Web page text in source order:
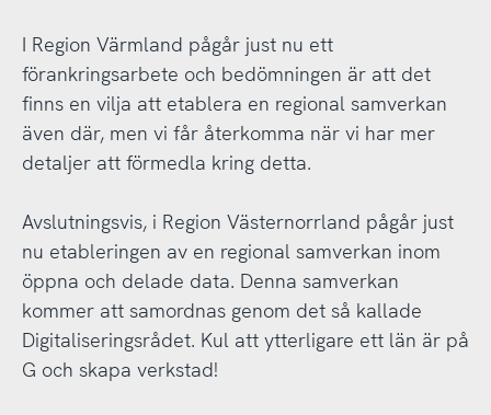
I Region Värmland pågår just nu ett
förankringsarbete och bedömningen är att det
finns en vilja att etablera en regional samverkan
även där, men vi får återkomma när vi har mer
detaljer att förmedla kring detta.
Avslutningsvis, i Region Västernorrland pågår just
nu etableringen av en regional samverkan inom
öppna och delade data. Denna samverkan
kommer att samordnas genom det så kallade
Digitaliseringsrådet. Kul att ytterligare ett län är på
G och skapa verkstad!